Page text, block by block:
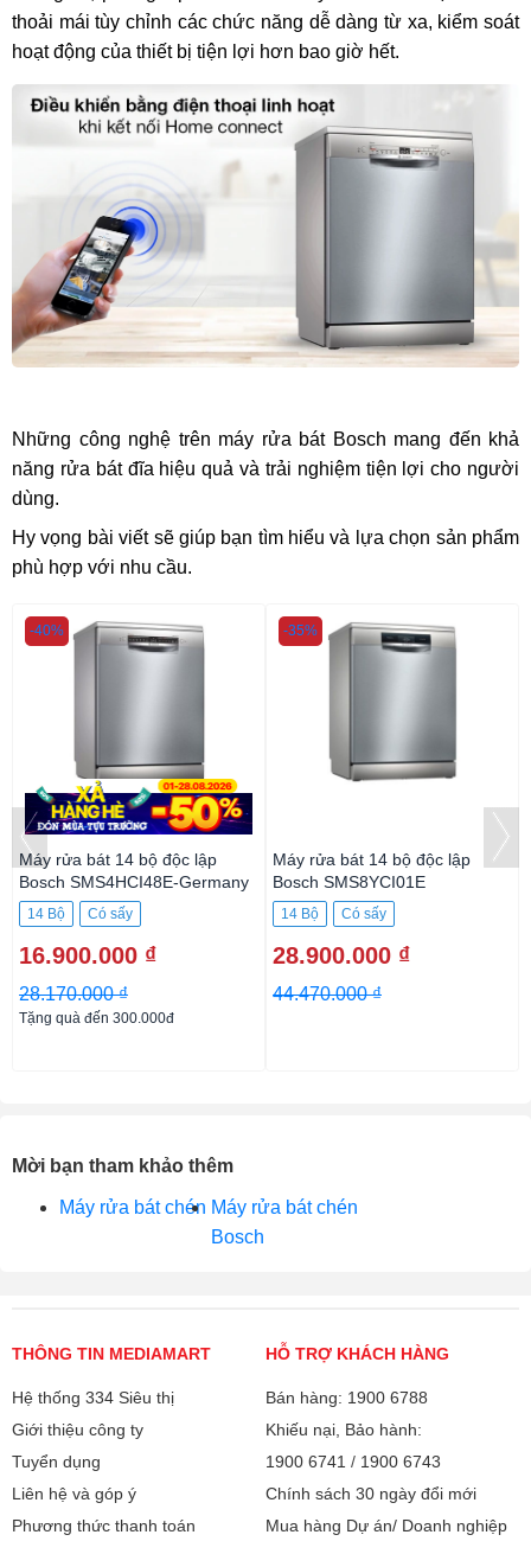
thoải mái tùy chỉnh các chức năng dễ dàng từ xa, kiểm soát
hoạt động của thiết bị tiện lợi hơn bao giờ hết.
Những công nghệ trên máy rửa bát Bosch mang đến khả
năng rửa bát đĩa hiệu quả và trải nghiệm tiện lợi cho người
dùng.
Hy vọng bài viết sẽ giúp bạn tìm hiểu và lựa chọn sản phẩm
phù hợp với nhu cầu.
Máy rửa bát 14 bộ độc lập
Bosch SMS4HCI48E-Germany
14 Bộ Có sấy
16.900.000 ₫
28.170.000 ₫
-40%
Tặng quà đến 300.000đ
Máy rửa bát 14 bộ độc lập
Bosch SMS8YCI01E
14 Bộ Có sấy
28.900.000 ₫
44.470.000 ₫
-35%
Mời bạn tham khảo thêm
Máy rửa bát chén Máy rửa bát chén
Bosch
THÔNG TIN MEDIAMART
Hệ thống 334 Siêu thị
Giới thiệu công ty
Tuyển dụng
Liên hệ và góp ý
Phương thức thanh toán
HỖ TRỢ KHÁCH HÀNG
Bán hàng: 1900 6788
Khiếu nại, Bảo hành:
1900 6741 / 1900 6743
Chính sách 30 ngày đổi mới
Mua hàng Dự án/ Doanh nghiệp